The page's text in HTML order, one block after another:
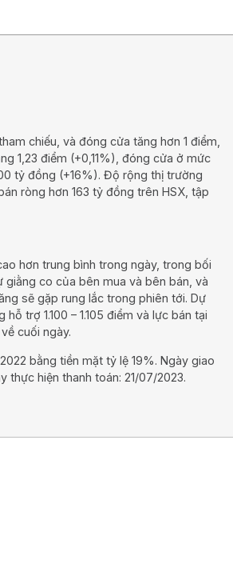
chiếu, và đóng cửa tăng hơn 1 điểm,
1,23 điểm (+0,11%), đóng cửa ở mức
tỷ đồng (+16%). Độ rộng thị trường
ròng hơn 163 tỷ đồng trên HSX, tập
hơn trung bình trong ngày, trong bối
giằng co của bên mua và bên bán, và
sẽ gặp rung lắc trong phiên tới. Dự
trợ 1.100 – 1.105 điểm và lực bán tại
cuối ngày.
bằng tiền mặt tỷ lệ 19%. Ngày giao
thực hiện thanh toán: 21/07/2023.